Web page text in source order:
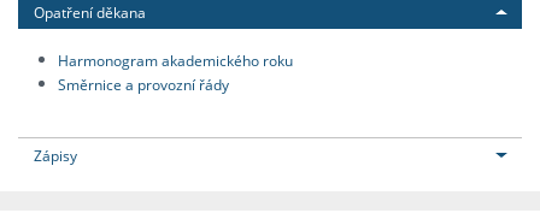
Opatření děkana
Harmonogram akademického roku
Směrnice a provozní řády
Zápisy